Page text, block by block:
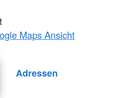
Maps Ansicht
Adressen